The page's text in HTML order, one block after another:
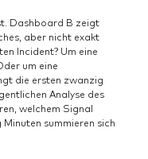
Dashboard B zeigt
aber nicht exakt
Incident? Um eine
um eine
die ersten zwanzig
Analyse des
welchem Signal
summieren sich